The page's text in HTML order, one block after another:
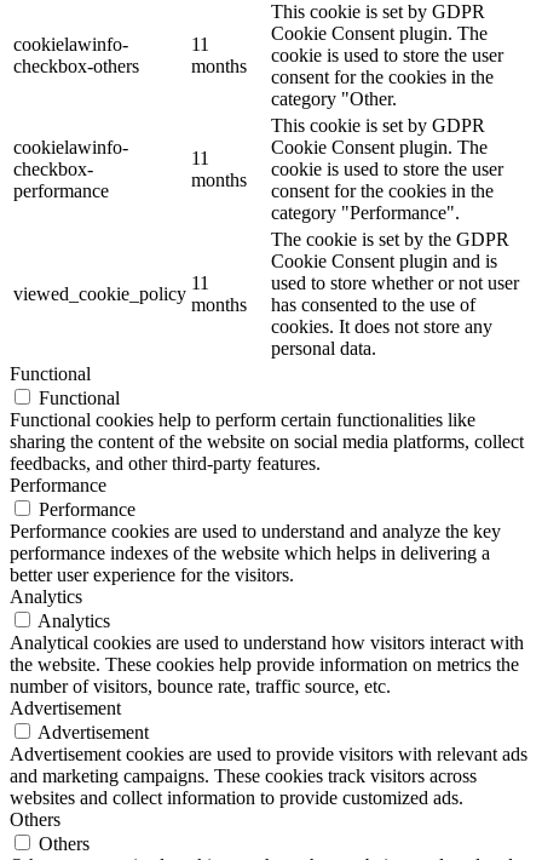
cookielawinfo-
checkbox-others
11
months
This cookie is set by GDPR
Cookie Consent plugin. The
cookie is used to store the user
consent for the cookies in the
category "Other.
cookielawinfo-
checkbox-
performance
11
months
This cookie is set by GDPR
Cookie Consent plugin. The
cookie is used to store the user
consent for the cookies in the
category "Performance".
viewed_cookie_policy
11
months
The cookie is set by the GDPR
Cookie Consent plugin and is
used to store whether or not user
has consented to the use of
cookies. It does not store any
personal data.
Functional
Functional
Functional cookies help to perform certain functionalities like
sharing the content of the website on social media platforms, collect
feedbacks, and other third-party features.
Performance
Performance
Performance cookies are used to understand and analyze the key
performance indexes of the website which helps in delivering a
better user experience for the visitors.
Analytics
Analytics
Analytical cookies are used to understand how visitors interact with
the website. These cookies help provide information on metrics the
number of visitors, bounce rate, traffic source, etc.
Advertisement
Advertisement
Advertisement cookies are used to provide visitors with relevant ads
and marketing campaigns. These cookies track visitors across
websites and collect information to provide customized ads.
Others
Others